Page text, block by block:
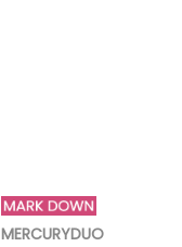
MERCURYDUO